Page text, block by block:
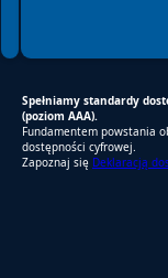
Spełniamy standardy
(poziom AAA).
Fundamentem powstania
dostępności cyfrowej.
Zapoznaj się Deklaracją